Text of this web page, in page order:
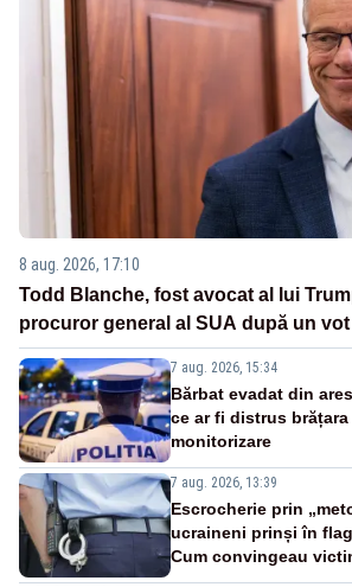
8 aug. 2026, 17:10
Todd Blanche, fost avocat al lui
procuror general al SUA după un
7 aug. 2026, 15:34
Bărbat evadat din
ce ar fi distrus
monitorizare
7 aug. 2026, 13:39
Escrocherie prin
ucraineni prinși în
Cum convingeau